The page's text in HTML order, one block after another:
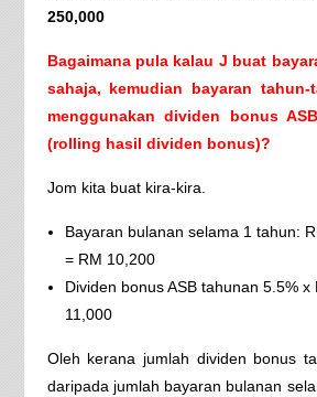
250,000
Bagaimana pula kalau J buat
sahaja, kemudian bayaran tahun-
menggunakan dividen bonus
(rolling hasil dividen bonus)?
Jom kita buat kira-kira.
Bayaran bulanan selama 1 tahun:
= RM 10,200
Dividen bonus ASB tahunan 5.5% x
11,000
Oleh kerana jumlah dividen bonus
daripada jumlah bayaran bulanan